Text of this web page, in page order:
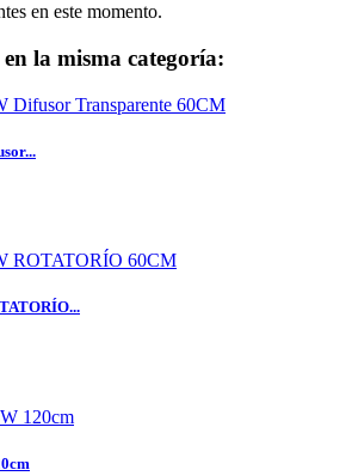
en este momento.
la misma categoría: